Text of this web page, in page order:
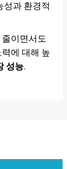
성과 환경적
이면서도
에 대해 높
성능.